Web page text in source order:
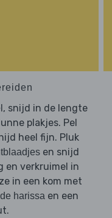
, snijd in de lengte
plakjes. Pel
heel fijn. Pluk
en snijd
en verkruimel in
in een kom met
harissa en een